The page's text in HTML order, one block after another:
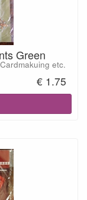
Green
etc.
€ 1.75